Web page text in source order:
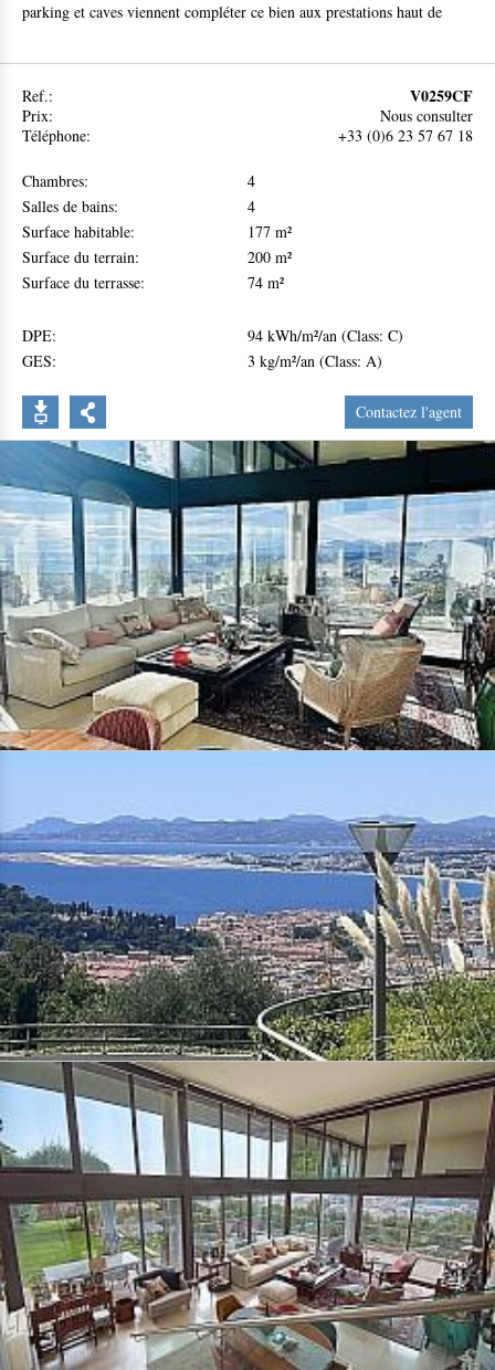
parking et caves viennent compléter ce bien aux prestations haut de
Entre Nice et Villefranche sur Mer
A 3 minutes à pieds des commodités et commerces
30 minutes de l'aéroport de Nice
Ref.: V0259CF
Prix:
Nous consulter
Téléphone:
+33 (0)6 23 57 67 18
Chambres:
4
Salles de bains:
4
Surface habitable:
177 m²
Surface du terrain:
200 m²
Surface du terrasse:
74 m²
DPE:
94 kWh/m²/an (Class: C)
GES:
3 kg/m²/an (Class: A)
Contactez l'agent